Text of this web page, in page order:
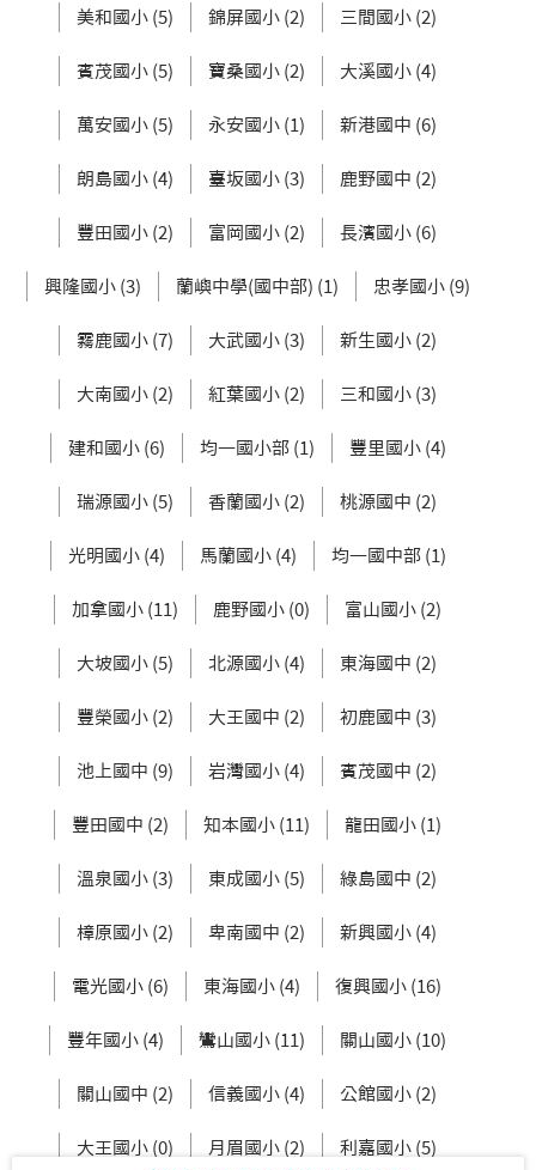
美和國小 (5) 錦屏國小 (2) 三間國小 (2)
賓茂國小 (5) 寶桑國小 (2) 大溪國小 (4)
萬安國小 (5) 永安國小 (1) 新港國中 (6)
朗島國小 (4) 臺坂國小 (3) 鹿野國中 (2)
豐田國小 (2) 富岡國小 (2) 長濱國小 (6)
興隆國小 (3) 蘭嶼中學(國中部) (1) 忠孝國小 (9)
霧鹿國小 (7) 大武國小 (3) 新生國小 (2)
大南國小 (2) 紅葉國小 (2) 三和國小 (3)
建和國小 (6) 均一國小部 (1) 豐里國小 (4)
瑞源國小 (5) 香蘭國小 (2) 桃源國中 (2)
光明國小 (4) 馬蘭國小 (4) 均一國中部 (1)
加拿國小 (11) 鹿野國小 (0) 富山國小 (2)
大坡國小 (5) 北源國小 (4) 東海國中 (2)
豐榮國小 (2) 大王國中 (2) 初鹿國中 (3)
池上國中 (9) 岩灣國小 (4) 賓茂國中 (2)
豐田國中 (2) 知本國小 (11) 龍田國小 (1)
溫泉國小 (3) 東成國小 (5) 綠島國中 (2)
樟原國小 (2) 卑南國中 (2) 新興國小 (4)
電光國小 (6) 東海國小 (4) 復興國小 (16)
豐年國小 (4) 鸞山國小 (11) 關山國小 (10)
關山國中 (2) 信義國小 (4) 公館國小 (2)
大王國小 (0) 月眉國小 (2) 利嘉國小 (5)